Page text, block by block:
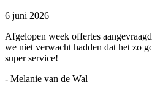
6 juni 2026
Afgelopen week offertes
we niet verwacht hadden dat het zo
super service!
- Melanie van de Wal